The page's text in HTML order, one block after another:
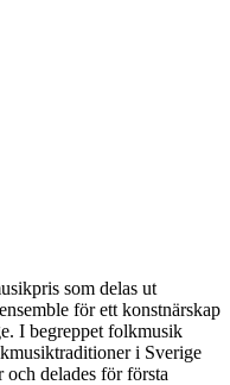
som delas ut
för ett konstnärskap
I begreppet folkmusik
i Sverige
delades för första